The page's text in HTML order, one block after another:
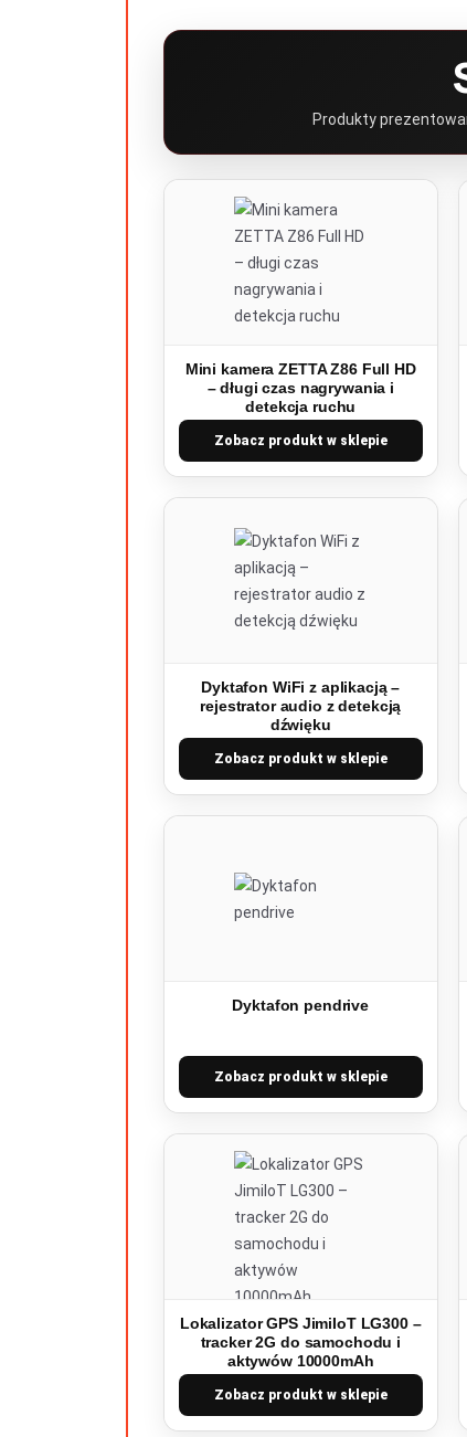
Produkty
Mini kamera ZETTA Z86 Full HD
– długi czas nagrywania i
detekcja ruchu
Zobacz produkt w sklepie
Dyktafon WiFi z aplikacją –
rejestrator audio z detekcją
dźwięku
Zobacz produkt w sklepie
Dyktafon pendrive
Zobacz produkt w sklepie
Lokalizator GPS JimiIoT LG300 –
tracker 2G do samochodu i
aktywów 10000mAh
Zobacz produkt w sklepie